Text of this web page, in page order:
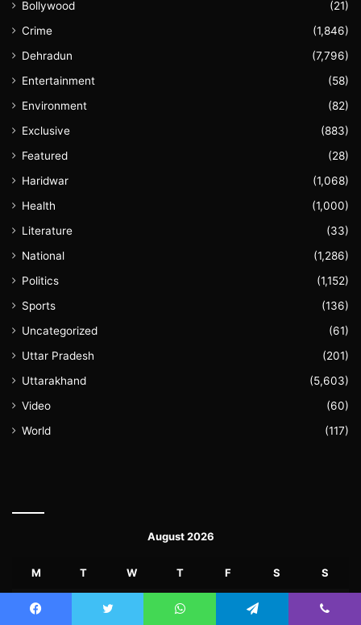
Bollywood
(21)
Crime
(1,846)
Dehradun
(7,796)
Entertainment
(58)
Environment
(82)
Exclusive
(883)
Featured
(28)
Haridwar
(1,068)
Health
(1,000)
Literature
(33)
National
(1,286)
Politics
(1,152)
Sports
(136)
Uncategorized
(61)
Uttar Pradesh
(201)
Uttarakhand
(5,603)
Video
(60)
World
(117)
August 2026
M T W T F S S
2